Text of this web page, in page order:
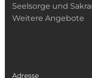
Seelsorge und
Weitere Angebote
Adresse